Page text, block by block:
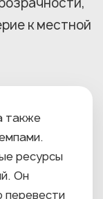
к местной
также
ресурсы
Он
перевести